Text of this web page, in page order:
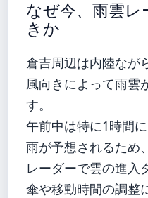
なぜ今、雨雲レ
きか
倉吉周辺は内陸なが
風向きによって雨雲
す。
午前中は特に1時間
雨が予想されるため、
レーダーで雲の進入
傘や移動時間の調整